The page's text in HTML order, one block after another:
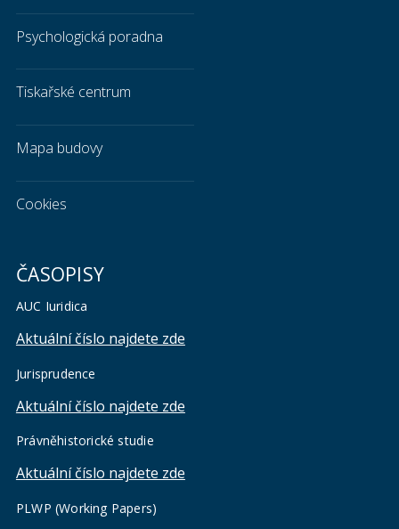
Psychologická poradna
Tiskařské centrum
Mapa budovy
Cookies
ČASOPISY
AUC Iuridica
Aktuální číslo najdete zde
Jurisprudence
Aktuální číslo najdete zde
Právněhistorické studie
Aktuální číslo najdete zde
PLWP (Working Papers)